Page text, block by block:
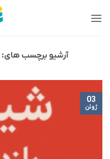
آرشیو برچسب های:
03
ژوئن